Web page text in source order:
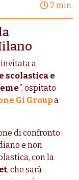
2 min.
a
scolastica e
”, ospitato
Gi Groupa
di confronto
e non
con la
, che sarà